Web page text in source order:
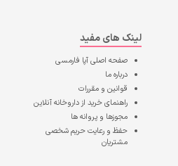
لینک های مفید
صفحه اصلیآپا فارمسی
درباره ما
قوانین و مقررات
راهنمای خرید از داروخانه آنلاین
مجوزها و پروانه ها
حفظ و رعایت حریم شخصی
مشتریان